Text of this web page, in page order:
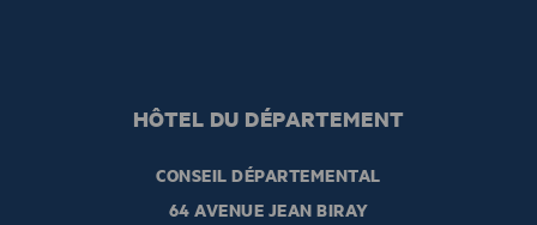
HÔTEL DU DÉPARTEMENT
CONSEIL DÉPARTEMENTAL
64 AVENUE JEAN BIRAY